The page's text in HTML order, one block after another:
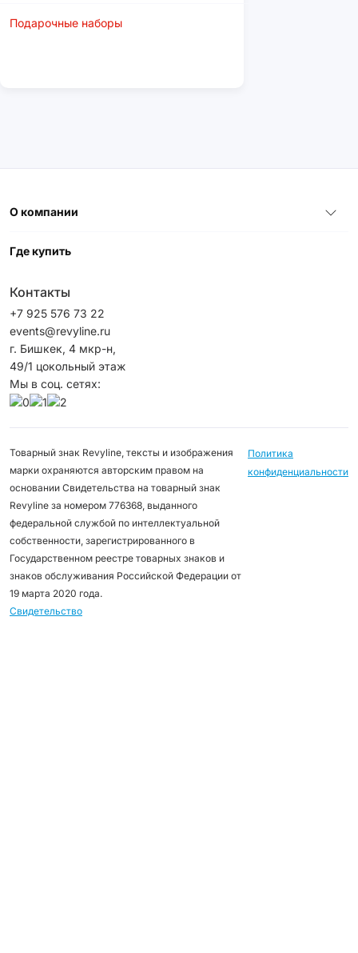
Подарочные наборы
О компании
Где купить
Контакты
+7 925 576 73 22
events@revyline.ru
г. Бишкек, 4 мкр-н,
49/1 цокольный этаж
Мы в соц. сетях:
Товарный знак Revyline, тексты и изображения
марки охраняются авторским правом на
основании Свидетельства на товарный знак
Revyline за номером 776368, выданного
федеральной службой по интеллектуальной
собственности, зарегистрированного в
Государственном реестре товарных знаков и
знаков обслуживания Российской Федерации от
19 марта 2020 года.
Свидетельство
Политика
конфиденциальности